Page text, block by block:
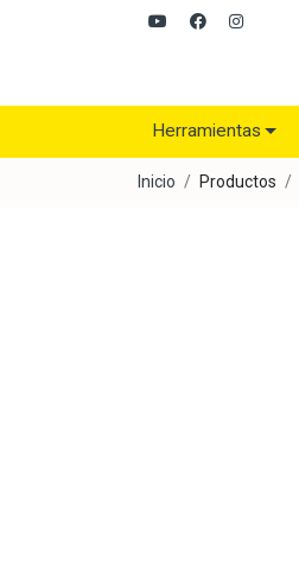
Herramientas
Inicio Productos